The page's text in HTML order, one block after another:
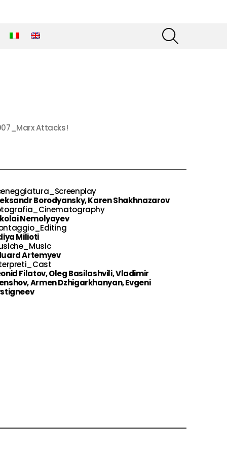
Attacks!
Borodyansky, Karen Shakhnazarov
Nemolyayev
Milioti
Artemyev
Filatov, Oleg Basilashvili, Vladimir
Armen Dzhigarkhanyan, Evgeni